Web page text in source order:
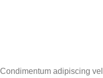
Condimentum adipiscing